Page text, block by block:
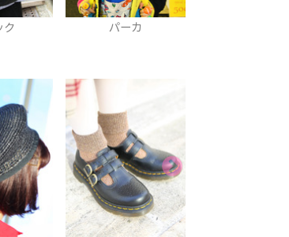
ハーネスネックレス